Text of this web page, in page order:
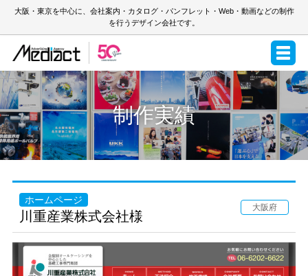
大阪・東京を中心に、会社案内・カタログ・パンフレット・Web・動画などの制作
を行うデザイン会社です。
制作実績
ホームページ
川重産業株式会社様
大阪府